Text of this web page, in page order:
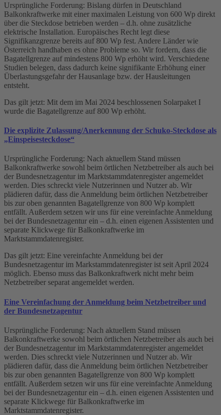
Ursprüngliche Forderung: Bislang dürfen in Deutschland
Balkonkraftwerke mit einer maximalen Leistung von 600 Wp direkt
über die Steckdose betrieben werden – d.h. ohne zusätzliche
elektrische Installation. Europäisches Recht legt diese
Signifikanzgrenze bereits auf 800 Wp fest. Andere Länder wie
Österreich handhaben es ohne Probleme so. Wir fordern, dass die
Bagatellgrenze auf mindestens 800 Wp erhöht wird. Verschiedene
Studien belegen, dass dadurch keine signifikante Erhöhung einer
Überlastungsgefahr der Hausanlage bzw. der Hausleitungen
entsteht.
Das gilt jetzt: Mit dem im Mai 2024 beschlossenen Solarpaket I
wurde die Bagatellgrenze auf 800 Wp erhöht.
Die explizite Zulassung/Anerkennung der Schuko-Steckdose als
„Einspeisesteckdose“
Ursprüngliche Forderung: Nach aktuellem Stand müssen
Balkonkraftwerke sowohl beim örtlichen Netzbetreiber als auch bei
der Bundesnetzagentur im Marktstammdatenregister angemeldet
werden. Dies schreckt viele Nutzerinnen und Nutzer ab. Wir
plädieren dafür, dass die Anmeldung beim örtlichen Netzbetreiber
bis zur oben genannten Bagatellgrenze von 800 Wp komplett
entfällt. Außerdem setzen wir uns für eine vereinfachte Anmeldung
bei der Bundesnetzagentur ein – d.h. einen eigenen Assistenten und
separate Klickwege für Balkonkraftwerke im
Marktstammdatenregister.
Das gilt jetzt: Eine vereinfachte Anmeldung bei der
Bundesnetzagentur im Markstammdatenregister ist seit April 2024
möglich. Ebenso muss das Balkonkraftwerk nicht mehr beim
Netzbetreiber separat angemeldet werden.
Eine Vereinfachung der Anmeldung beim Netzbetreiber und
der Bundesnetzagentur
Ursprüngliche Forderung: Nach aktuellem Stand müssen
Balkonkraftwerke sowohl beim örtlichen Netzbetreiber als auch bei
der Bundesnetzagentur im Marktstammdatenregister angemeldet
werden. Dies schreckt viele Nutzerinnen und Nutzer ab. Wir
plädieren dafür, dass die Anmeldung beim örtlichen Netzbetreiber
bis zur oben genannten Bagatellgrenze von 800 Wp komplett
entfällt. Außerdem setzen wir uns für eine vereinfachte Anmeldung
bei der Bundesnetzagentur ein – d.h. einen eigenen Assistenten und
separate Klickwege für Balkonkraftwerke im
Marktstammdatenregister.